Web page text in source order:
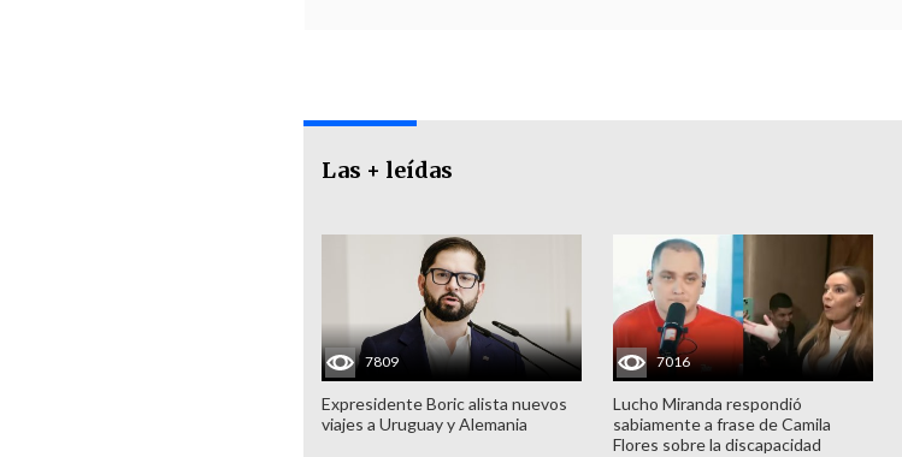
Las + leídas
7809
Expresidente Boric alista nuevos
viajes a Uruguay y Alemania
7016
Lucho Miranda respondió
sabiamente a frase de Camila
Flores sobre la discapacidad